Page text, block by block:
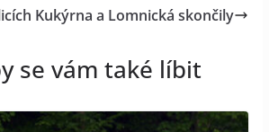
Kukýrna a Lomnická skončily
se vám také líbit